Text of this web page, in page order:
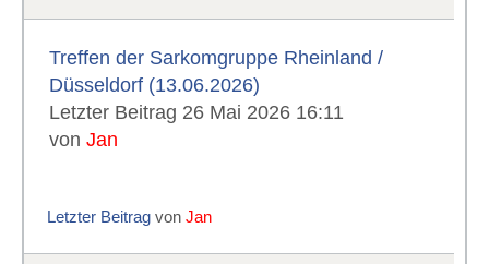
Treffen der Sarkomgruppe Rheinland /
Düsseldorf (13.06.2026)
Letzter Beitrag 26 Mai 2026 16:11
vonJan
Letzter Beitrag vonJan